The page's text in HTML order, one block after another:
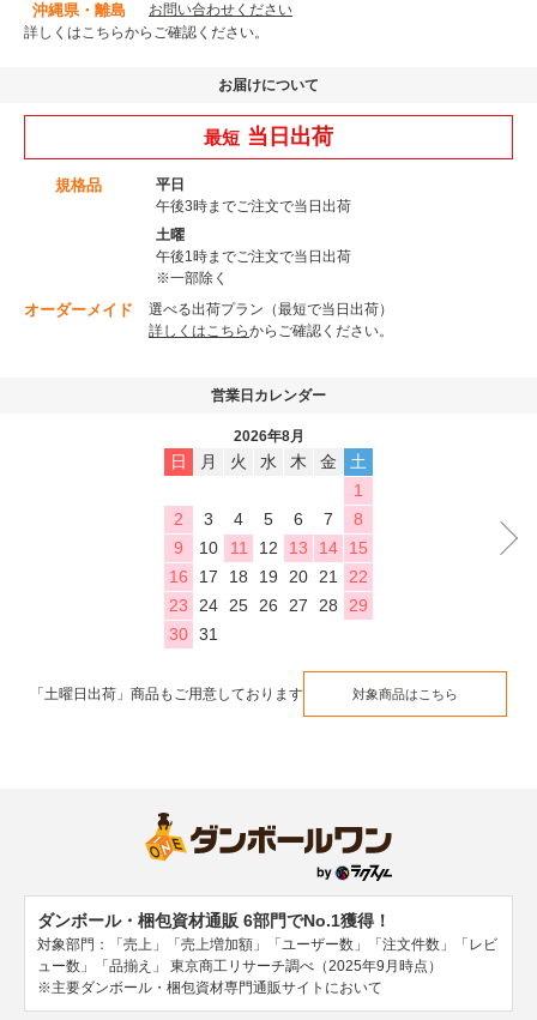
沖縄県・離島
お問い合わせください
詳しくはこちらからご確認ください。
お届けについて
最短 当日出荷
規格品
平日
午後3時までご注文で当日出荷
土曜
午後1時までご注文で当日出荷
※一部除く
オーダーメイド
選べる出荷プラン（最短で当日出荷）
詳しくはこちらからご確認ください。
営業日カレンダー
2026年8月
日 月 火 水 木 金
土
1
2
3 4 5 6 7
8
9
10 11 12 13 14
15
16
17 18 19 20 21
22
23
24 25 26 27 28
29
30 31
「土曜日出荷」商品もご用意しております 対象商品はこちら
ダンボール・梱包資材通販 6部門でNo.1獲得！
対象部門：「売上」「売上増加額」「ユーザー数」「注文件数」「レビ
ュー数」「品揃え」
東京商工リサーチ調べ（2025年9月時点）
※主要ダンボール・梱包資材専門通販サイトにおいて